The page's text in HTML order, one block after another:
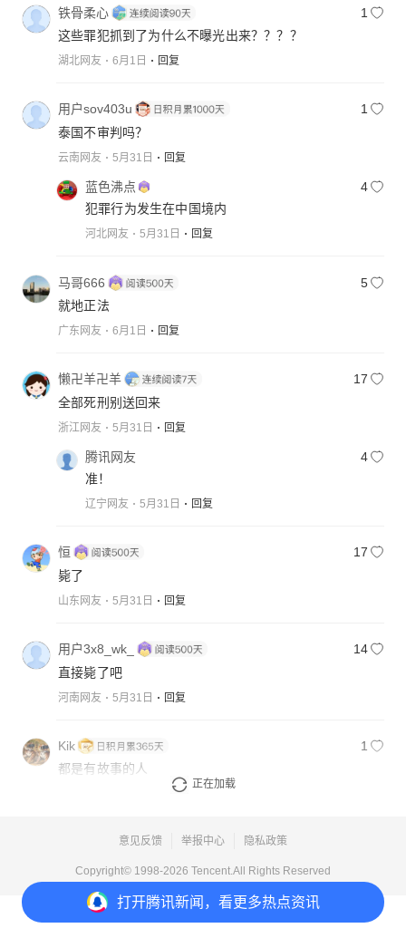
打开腾讯新闻，看更多热点资讯
铁骨柔心
1
这些罪犯抓到了为什么不曝光出来？？？？
湖北网友 6月1日 回复
用户sov403u
1
泰国不审判吗？
云南网友 5月31日 回复
蓝色沸点
4
犯罪行为发生在中国境内
河北网友 5月31日 回复
马哥666
5
就地正法
广东网友 6月1日 回复
懒卍羊卍羊
17
全部死刑别送回来
浙江网友 5月31日 回复
腾讯网友
4
准！
辽宁网友 5月31日 回复
恒
17
毙了
山东网友 5月31日 回复
用户3x8_wk_
14
直接毙了吧
河南网友 5月31日 回复
Kik
1
都是有故事的人
回复
正在加载
意见反馈 举报中心 隐私政策
Copyright© 1998-2026 Tencent.All Rights Reserved